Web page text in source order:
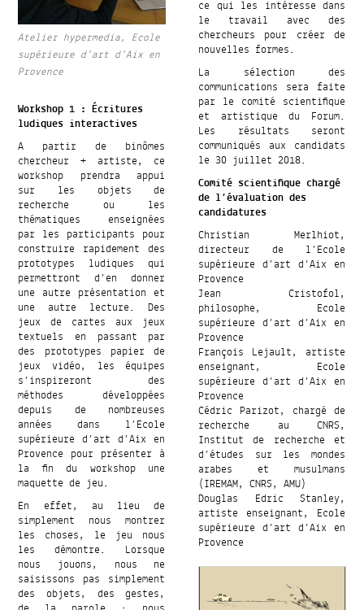
Atelier hypermedia, Ecole
supérieure d’art d’Aix en
Provence
Workshop 1 : Écritures
ludiques interactives
A partir de binômes
chercheur + artiste, ce
workshop prendra appui
sur les objets de
recherche ou les
thématiques enseignées
par les participants pour
construire rapidement des
prototypes ludiques qui
permettront d’en donner
une autre présentation et
une autre lecture. Des
jeux de cartes aux jeux
textuels en passant par
des prototypes papier de
jeux vidéo, les équipes
s’inspireront des
méthodes développées
depuis de nombreuses
années dans l’Ecole
supérieure d’art d’Aix en
Provence pour présenter à
la fin du workshop une
maquette de jeu.
En effet, au lieu de
simplement nous montrer
les choses, le jeu nous
les démontre. Lorsque
nous jouons, nous ne
saisissons pas simplement
des objets, des gestes,
ce qui les intéresse dans
le travail avec des
chercheurs pour créer de
nouvelles formes.
La sélection des
communications sera faite
par le comité scientifique
et artistique du Forum.
Les résultats seront
communiqués aux candidats
le 30 juillet 2018.
Comité scientifique chargé
de l’évaluation des
candidatures
Christian Merlhiot,
directeur de l’Ecole
supérieure d’art d’Aix en
Provence
Jean Cristofol,
philosophe, Ecole
supérieure d’art d’Aix en
Provence
François Lejault, artiste
enseignant, Ecole
supérieure d’art d’Aix en
Provence
Cédric Parizot, chargé de
recherche au CNRS,
Institut de recherche et
d’études sur les mondes
arabes et musulmans
(IREMAM, CNRS, AMU)
Douglas Edric Stanley,
artiste enseignant, Ecole
supérieure d’art d’Aix en
Provence